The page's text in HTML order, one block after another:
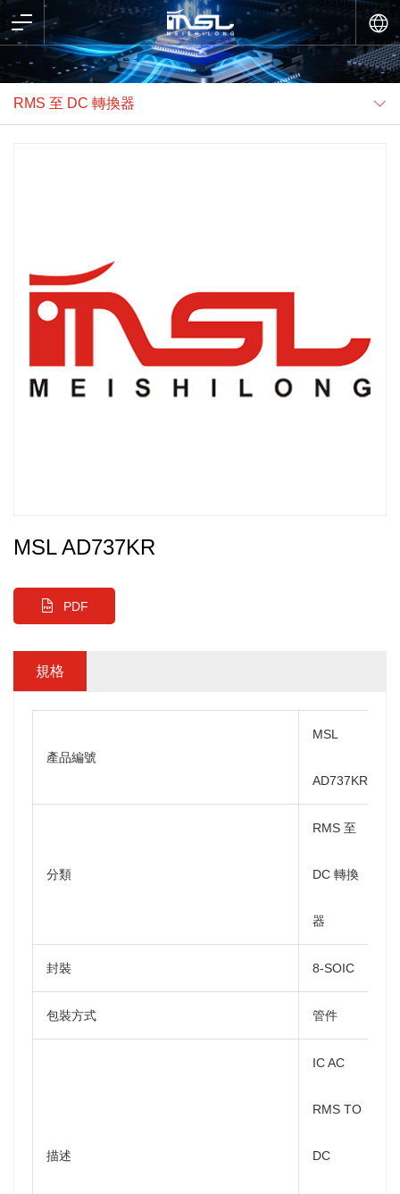
RMS 至 DC 轉換器
MSL AD737KR
PDF
規格
產品編號
MSL
AD737KR
分類
RMS 至
DC 轉換
器
封裝 8-SOIC
包裝方式 管件
描述
IC AC
RMS TO
DC